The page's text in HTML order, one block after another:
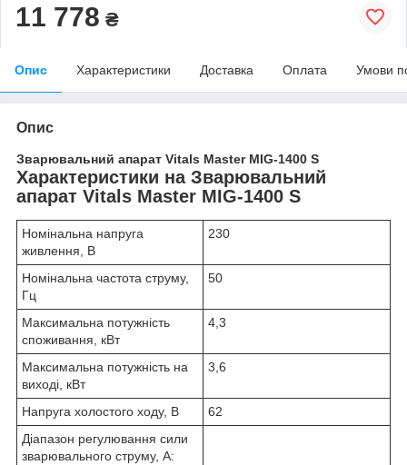
11 778 ₴
Опис Характеристики Доставка Оплата Умови
Опис
Зварювальний апарат Vitals Master MIG-1400 S
Характеристики на Зварювальний
апарат Vitals Master MIG-1400 S
Номінальна напруга
живлення, В
230
Номінальна частота струму,
Гц
50
Максимальна потужність
споживання, кВт
4,3
Максимальна потужність на
виході, кВт
3,6
Напруга холостого ходу, В
62
Діапазон регулювання сили
зварювального струму, А: